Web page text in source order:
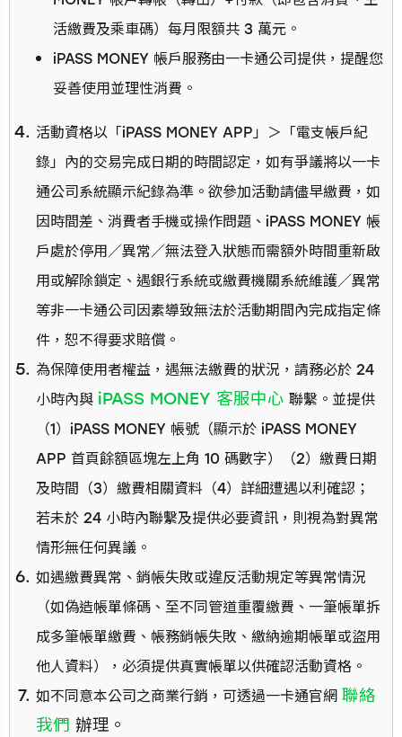
活繳費及乘車碼）每月限額共 3 萬元。
iPASS MONEY 帳戶服務由一卡通公司提供，提醒您
妥善使用並理性消費。
活動資格以「iPASS MONEY APP」＞「電支帳戶紀
錄」內的交易完成日期的時間認定，如有爭議將以一卡
通公司系統顯示紀錄為準。欲參加活動請儘早繳費，如
因時間差、消費者手機或操作問題、iPASS MONEY 帳
戶處於停用／異常／無法登入狀態而需額外時間重新啟
用或解除鎖定、遇銀行系統或繳費機關系統維護／異常
等非一卡通公司因素導致無法於活動期間內完成指定條
件，恕不得要求賠償。
為保障使用者權益，遇無法繳費的狀況，請務必於 24
小時內與 iPASS MONEY 客服中心 聯繫。並提供
（1）iPASS MONEY 帳號（顯示於 iPASS MONEY
APP 首頁餘額區塊左上角 10 碼數字）（2）繳費日期
及時間（3）繳費相關資料（4）詳細遭遇以利確認；
若未於 24 小時內聯繫及提供必要資訊，則視為對異常
情形無任何異議。
如遇繳費異常、銷帳失敗或違反活動規定等異常情況
（如偽造帳單條碼、至不同管道重覆繳費、一筆帳單拆
成多筆帳單繳費、帳務銷帳失敗、繳納逾期帳單或盜用
他人資料），必須提供真實帳單以供確認活動資格。
如不同意本公司之商業行銷，可透過一卡通官網 聯絡
我們 辦理。